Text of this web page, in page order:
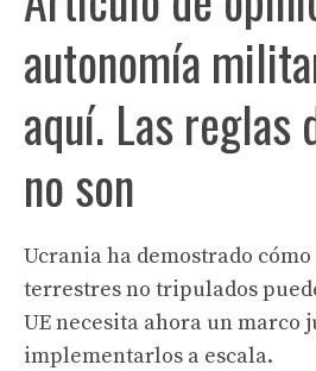
autonomía
aquí. Las reglas
no son
Ucrania ha demostrado
terrestres no tripulados
UE necesita ahora un marco
implementarlos a escala.